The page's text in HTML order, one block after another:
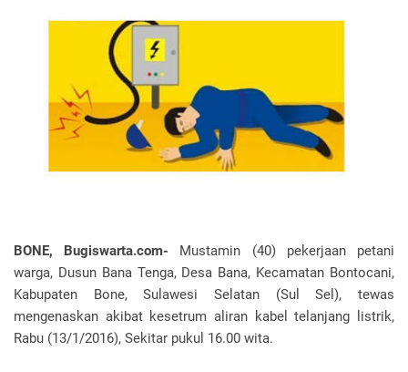
BONE, Bugiswarta.com- Mustamin (40) pekerjaan petani
warga, Dusun Bana Tenga, Desa Bana, Kecamatan Bontocani,
Kabupaten Bone, Sulawesi Selatan (Sul Sel), tewas
mengenaskan akibat kesetrum aliran kabel telanjang listrik,
Rabu (13/1/2016), Sekitar pukul 16.00 wita.